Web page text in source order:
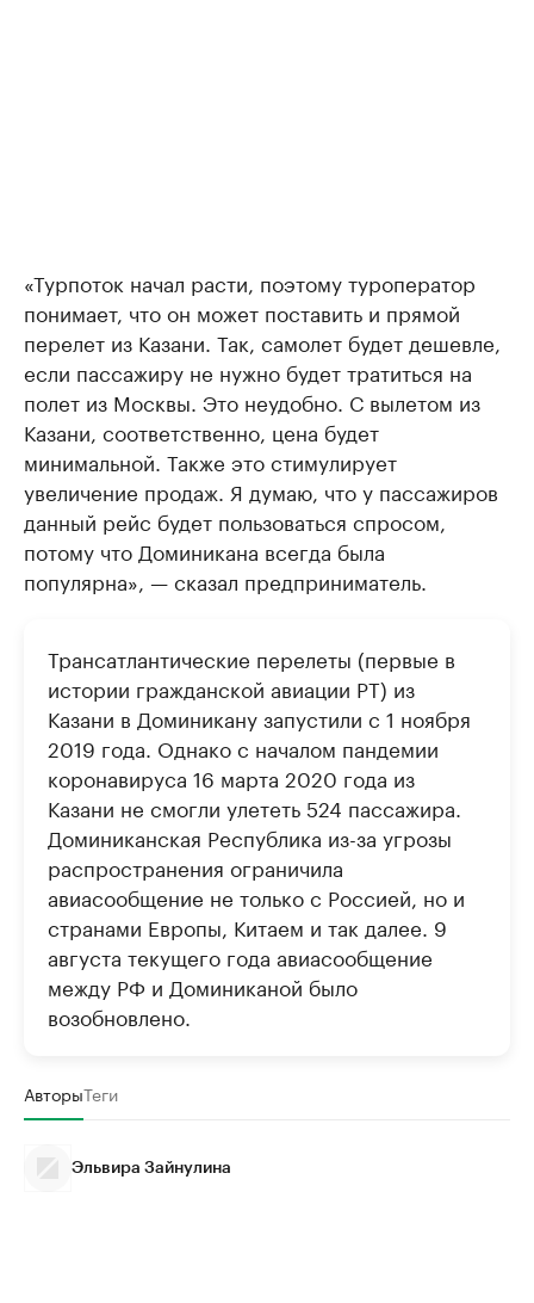
«Турпоток начал расти, поэтому туроператор
понимает, что он может поставить и прямой
перелет из Казани. Так, самолет будет дешевле,
если пассажиру не нужно будет тратиться на
полет из Москвы. Это неудобно. С вылетом из
Казани, соответственно, цена будет
минимальной. Также это стимулирует
увеличение продаж. Я думаю, что у пассажиров
данный рейс будет пользоваться спросом,
потому что Доминикана всегда была
популярна», — сказал предприниматель.
Трансатлантические перелеты (первые в
истории гражданской авиации РТ) из
Казани в Доминикану запустили с 1 ноября
2019 года. Однако с началом пандемии
коронавируса 16 марта 2020 года из
Казани не смогли улететь 524 пассажира.
Доминиканская Республика из-за угрозы
распространения ограничила
авиасообщение не только с Россией, но и
странами Европы, Китаем и так далее. 9
августа текущего года авиасообщение
между РФ и Доминиканой было
возобновлено.
АвторыТеги
Эльвира Зайнулина